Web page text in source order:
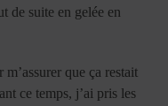
de suite en gelée en
m’assurer que ça restait
ce temps, j’ai pris les